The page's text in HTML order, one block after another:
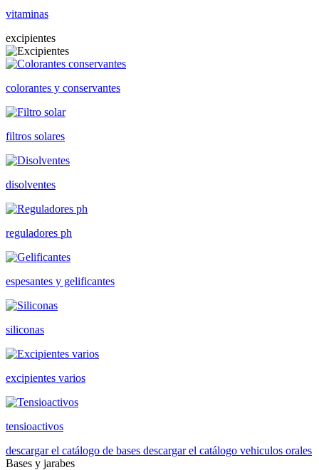
vitaminas
excipientes
colorantes y conservantes
filtros solares
disolventes
reguladores ph
espesantes y gelificantes
siliconas
excipientes varios
tensioactivos
descargar el catálogo de bases descargar el catálogo vehiculos orales
Bases y jarabes